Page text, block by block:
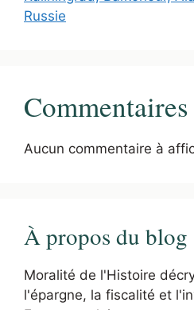
Russie
Aucun commentaire à
À propos du blog
Moralité de l'Histoire
l'épargne, la fiscalité et